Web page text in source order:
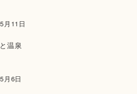
月11日
温泉
月6日